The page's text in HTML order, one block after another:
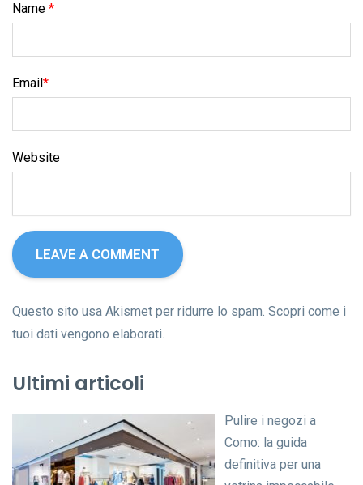
Name *
Email *
Website
Questo sito usa Akismet per ridurre lo spam. Scopri come i
tuoi dati vengono elaborati.
Ultimi articoli
Pulire i negozi a
Como: la guida
definitiva per una